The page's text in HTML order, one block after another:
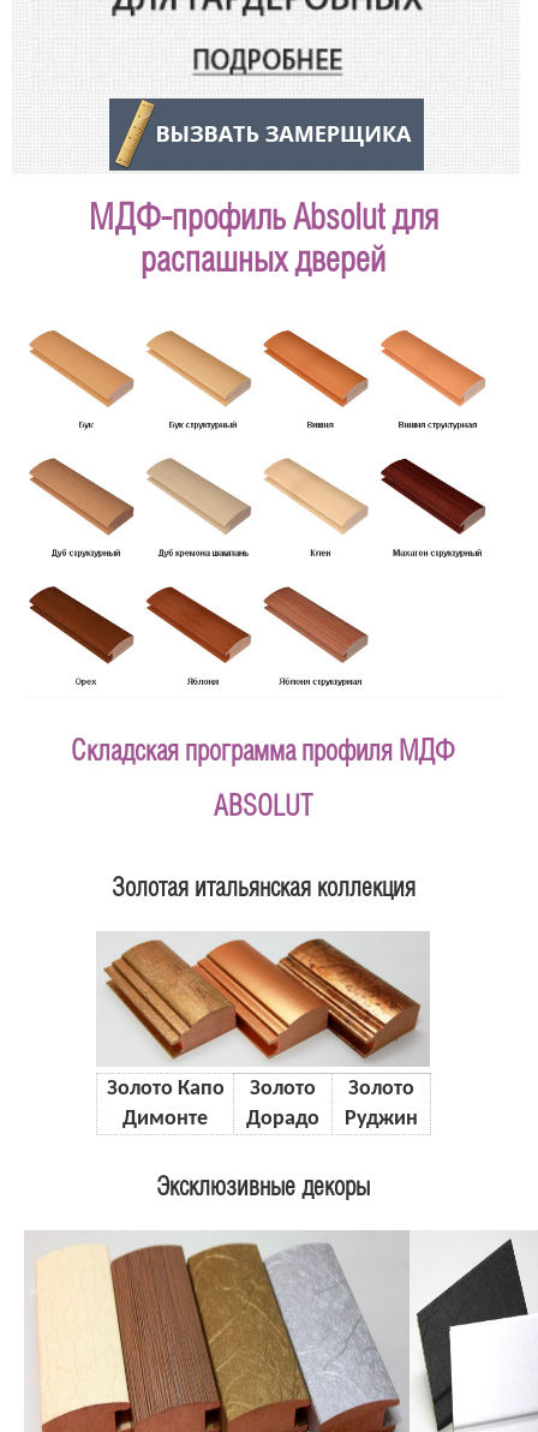
МДФ-профиль Absolut для
распашных дверей
Складская программа профиля МДФ
ABSOLUT
Золотая итальянская коллекция
Золото Капо
Димонте
Золото
Дорадо
Золото
Руджин
Эксклюзивные декоры